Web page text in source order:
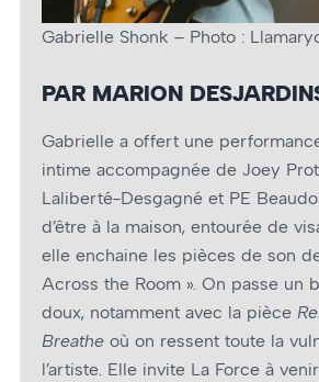
Gabrielle Shonk – Photo :
PAR MARION
Gabrielle a offert une
intime accompagnée de Joey
Laliberté-Desgagné et PE
d’être à la maison, entourée de
elle enchaine les pièces de son
Across the Room ». On passe un
doux, notamment avec la pièce
Breathe où on ressent toute la
l’artiste. Elle invite La Force à